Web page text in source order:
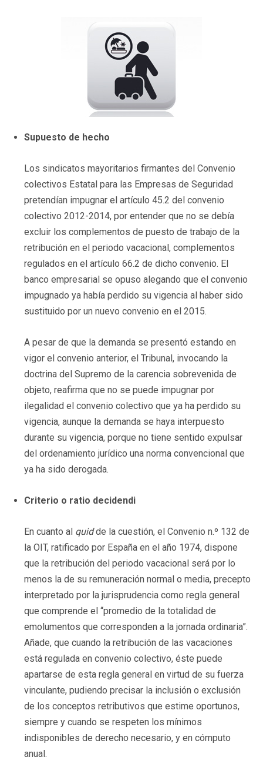
Supuesto de hecho
Los sindicatos mayoritarios firmantes del Convenio
colectivos Estatal para las Empresas de Seguridad
pretendían impugnar el artículo 45.2 del convenio
colectivo 2012-2014, por entender que no se debía
excluir los complementos de puesto de trabajo de la
retribución en el periodo vacacional, complementos
regulados en el artículo 66.2 de dicho convenio. El
banco empresarial se opuso alegando que el convenio
impugnado ya había perdido su vigencia al haber sido
sustituido por un nuevo convenio en el 2015.
A pesar de que la demanda se presentó estando en
vigor el convenio anterior, el Tribunal, invocando la
doctrina del Supremo de la carencia sobrevenida de
objeto, reafirma que no se puede impugnar por
ilegalidad el convenio colectivo que ya ha perdido su
vigencia, aunque la demanda se haya interpuesto
durante su vigencia, porque no tiene sentido expulsar
del ordenamiento jurídico una norma convencional que
ya ha sido derogada.
Criterio o ratio decidendi
En cuanto al quidde la cuestión, el Convenio n.º 132 de
la OIT, ratificado por España en el año 1974, dispone
que la retribución del periodo vacacional será por lo
menos la de su remuneración normal o media, precepto
interpretado por la jurisprudencia como regla general
que comprende el “promedio de la totalidad de
emolumentos que corresponden a la jornada ordinaria”.
Añade, que cuando la retribución de las vacaciones
está regulada en convenio colectivo, éste puede
apartarse de esta regla general en virtud de su fuerza
vinculante, pudiendo precisar la inclusión o exclusión
de los conceptos retributivos que estime oportunos,
siempre y cuando se respeten los mínimos
indisponibles de derecho necesario, y en cómputo
anual.